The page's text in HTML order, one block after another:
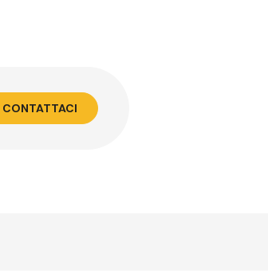
CONTATTACI